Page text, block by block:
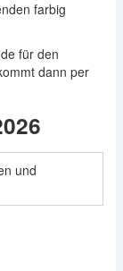
farbig
für den
dann per
und